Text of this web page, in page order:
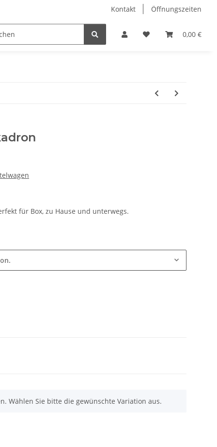
Kontakt Öffnungszeiten
0,00 €
Hobby Horse Dienstleistungen Geschenkartikel &
für Box, zu Hause und unterwegs.
Wählen Sie bitte die gewünschte Variation aus.